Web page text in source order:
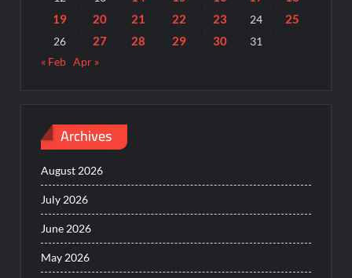
19
20 21 22 23 24 25
26 27 28 29 30
31
« Feb Apr »
Archives
August 2026
July 2026
June 2026
May 2026